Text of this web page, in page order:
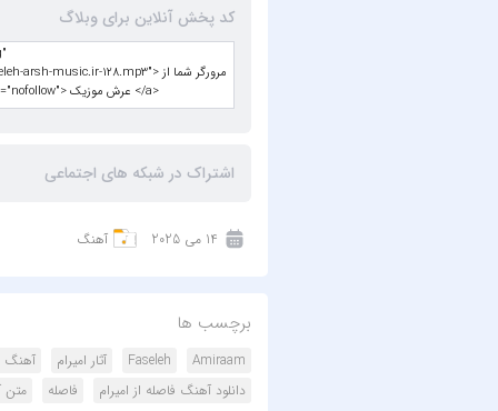
کد پخش آنلاین برای وبلاگ
اشتراک در شبکه های اجتماعی
14 می 2025 آهنگ
برچسب ها
Amiraam
Faseleh آثار امیرام
آهنگ
دانلود آهنگ فاصله از امیرام
فاصله متن